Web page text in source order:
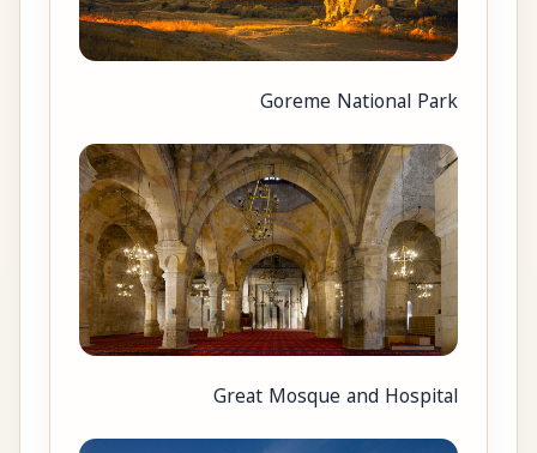
Goreme National Park
Great Mosque and Hospital